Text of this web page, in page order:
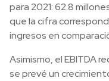
para 2021: 62.8
que la cifra
ingresos en
Asimismo, el EBITDA
se prevé un